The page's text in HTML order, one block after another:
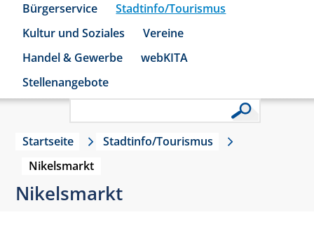
Bürgerservice
Stadtinfo/Tourismus
Kultur und Soziales
Vereine
Handel & Gewerbe
webKITA
Stellenangebote
Startseite
Stadtinfo/Tourismus
Nikelsmarkt
Nikelsmarkt